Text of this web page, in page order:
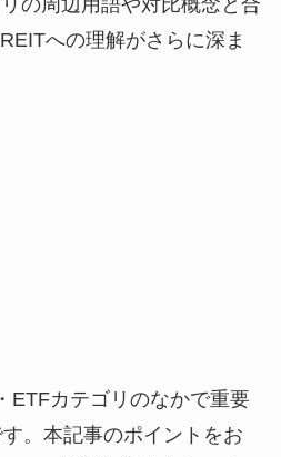
の周辺用語や対比概念と合
への理解がさらに深ま
ETFカテゴリのなかで重要
。本記事のポイントをお